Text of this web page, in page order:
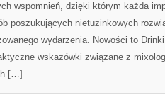
wspomnień, dzięki którym każda
poszukujących nietuzinkowych
wydarzenia. Nowości to
wskazówki związane z
[…]